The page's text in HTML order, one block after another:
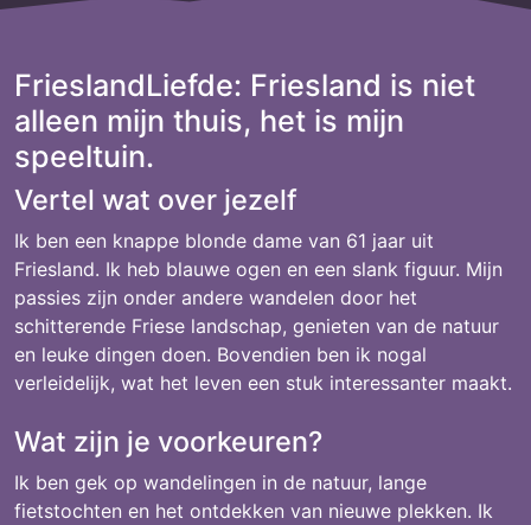
FrieslandLiefde: Friesland is niet
alleen mijn thuis, het is mijn
speeltuin.
Vertel wat over jezelf
Ik ben een knappe blonde dame van 61 jaar uit
Friesland. Ik heb blauwe ogen en een slank figuur. Mijn
passies zijn onder andere wandelen door het
schitterende Friese landschap, genieten van de natuur
en leuke dingen doen. Bovendien ben ik nogal
verleidelijk, wat het leven een stuk interessanter maakt.
Wat zijn je voorkeuren?
Ik ben gek op wandelingen in de natuur, lange
fietstochten en het ontdekken van nieuwe plekken. Ik